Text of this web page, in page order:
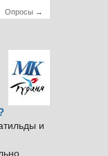
Опросы →
и